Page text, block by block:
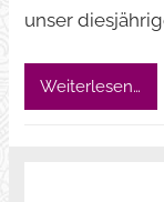
unser
Weiterlesen…